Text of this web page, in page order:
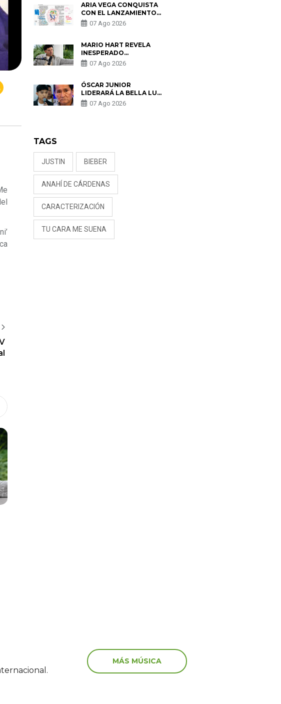
PARTES QUERÍA EL
REMEMBER”
ARIA VEGA CONQUISTA
CON EL LANZAMIENTO
DE “TOTOTO (+4)”
07 Ago 2026
MARIO HART REVELA
INESPERADO
PROBLEMA DE SALUD
ANTES DE SEPARARSE
ENCONTRARON UN
TUMOR”
07 Ago 2026
ÓSCAR JUNIOR
LIDERARÁ LA BELLA LUZ
TRAS SALIDA DE SU
PADRE POR POLÉMICA
07 Ago 2026
TAGS
JUSTIN BIEBER
ANAHÍ DE CÁRDENAS
CARACTERIZACIÓN
TU CARA ME SUENA
MÁS MÚSICA